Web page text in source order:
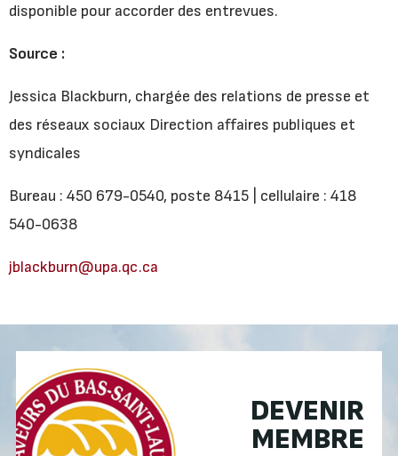
disponible pour accorder des entrevues.
Source :
Jessica Blackburn, chargée des relations de presse et
des réseaux sociaux Direction affaires publiques et
syndicales
Bureau : 450 679-0540, poste 8415 | cellulaire : 418
540-0638
jblackburn@upa.qc.ca
DEVENIR
MEMBRE